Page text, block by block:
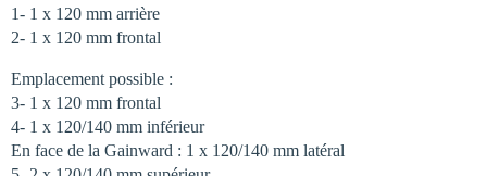
1- 1 x 120 mm arrière
2- 1 x 120 mm frontal
Emplacement possible :
3- 1 x 120 mm frontal
4- 1 x 120/140 mm inférieur
En face de la Gainward : 1 x 120/140 mm latéral